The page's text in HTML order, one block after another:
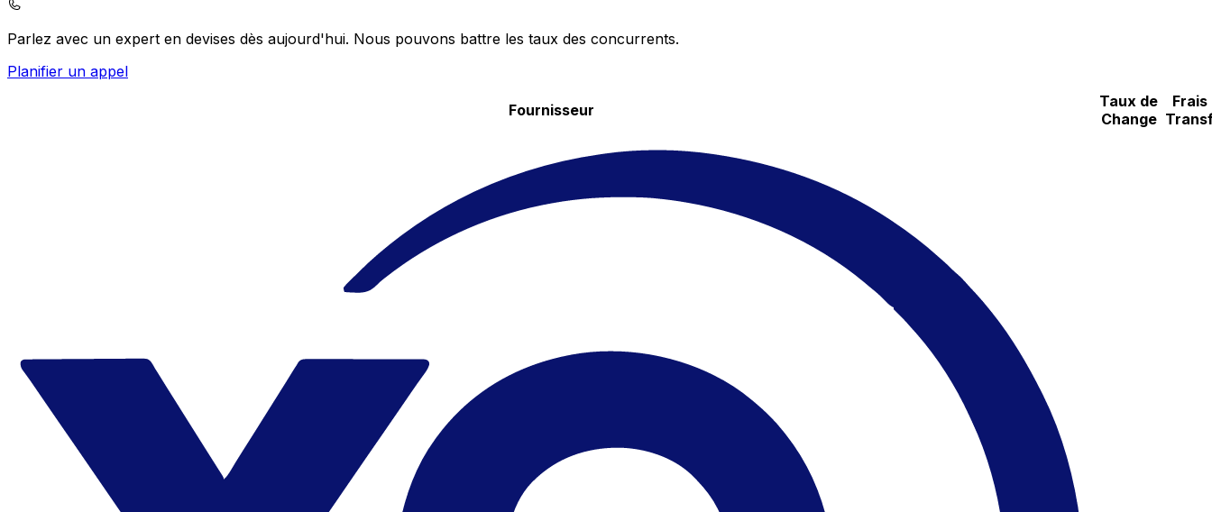
Parlez avec un expert en devises dès aujourd'hui. Nous pouvons battre les taux des concurrents.
Planifier un appel
Fournisseur
Taux de
Change
Frais